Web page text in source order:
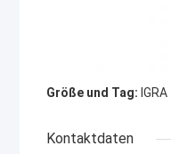
Größe und Tag:
Kontaktdaten